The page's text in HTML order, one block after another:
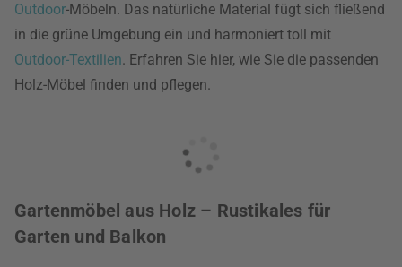
Outdoor-Möbeln. Das natürliche Material fügt sich fließend
in die grüne Umgebung ein und harmoniert toll mit
Outdoor-Textilien. Erfahren Sie hier, wie Sie die passenden
Holz-Möbel finden und pflegen.
Gartenmöbel aus Holz – Rustikales für
Garten und Balkon